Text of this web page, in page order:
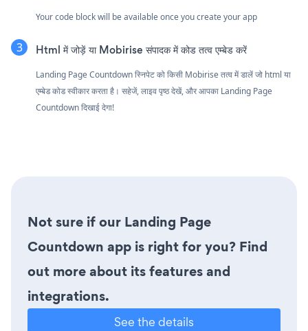
Your code block will be available once you create your app
Html में जोड़ें या Mobirise संपादक में कोड तत्व एम्बेड करें
Landing Page Countdown स्निपेट को किसी Mobirise तत्व में डालें जो html या
एम्बेड कोड स्वीकार करता है। सहेजें, लाइव पृष्ठ देखें, और आपका Landing Page
Countdown दिखाई देगा!
Not sure if our Landing Page
Countdown app is right for you? Find
out more about its features and
integrations.
See the details